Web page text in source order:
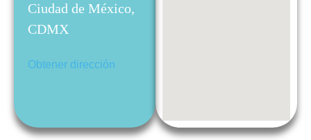
Ciudad de México,
CDMX
Obtener dirección